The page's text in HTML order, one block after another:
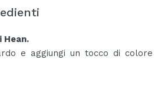
e aggiungi un tocco di colore
per ispessire e allungare